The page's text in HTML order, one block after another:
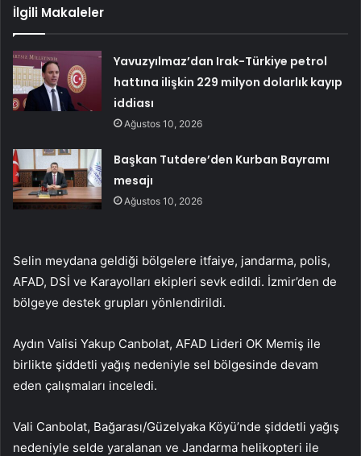
İlgili Makaleler
Yavuzyılmaz’dan Irak-Türkiye petrol
hattına ilişkin 229 milyon dolarlık kayıp
iddiası
Ağustos 10, 2026
Başkan Tutdere’den Kurban Bayramı
mesajı
Ağustos 10, 2026
Selin meydana geldiği bölgelere itfaiye, jandarma, polis,
AFAD, DSİ ve Karayolları ekipleri sevk edildi. İzmir’den de
bölgeye destek grupları yönlendirildi.
Aydın Valisi Yakup Canbolat, AFAD Lideri OK Memiş ile
birlikte şiddetli yağış nedeniyle sel bölgesinde devam
eden çalışmaları inceledi.
Vali Canbolat, Bağarası/Güzelyaka Köyü’nde şiddetli yağış
nedeniyle selde yaralanan ve Jandarma helikopteri ile